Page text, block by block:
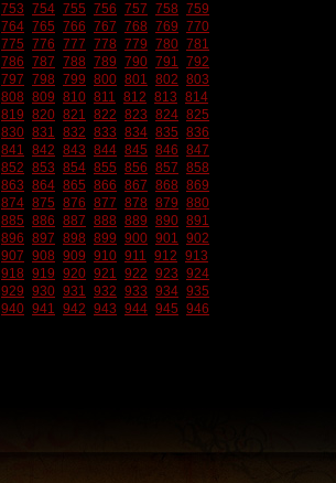
753 754 755 756 757 758 759
764 765 766 767 768 769 770
775 776 777 778 779 780 781
786 787 788 789 790 791 792
797 798 799 800 801 802 803
808 809 810 811 812 813 814
819 820 821 822 823 824 825
830 831 832 833 834 835 836
841 842 843 844 845 846 847
852 853 854 855 856 857 858
863 864 865 866 867 868 869
874 875 876 877 878 879 880
885 886 887 888 889 890 891
896 897 898 899 900 901 902
907 908 909 910 911 912 913
918 919 920 921 922 923 924
929 930 931 932 933 934 935
940 941 942 943 944 945 946